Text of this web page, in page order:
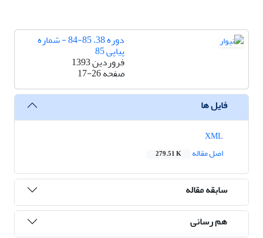
دوره 38، 85-84 - شماره
پیاپی 85
فروردین 1393
صفحه17-26
فایل ها
اصل مقاله
279.51 K
سابقه مقاله
هم رسانی